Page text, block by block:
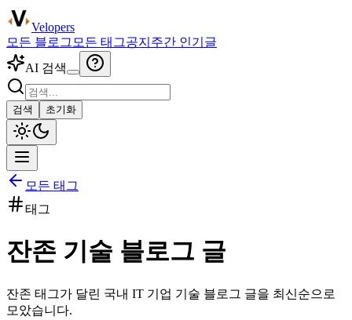
Velopers
모든 블로그 모든 태그공지 주간 인기글
AI 검색
검색 초기화
모든 태그
태그
잔존 기술 블로그 글
잔존 태그가 달린 국내 IT 기업 기술 블로그 글을 최신순으로
모았습니다.